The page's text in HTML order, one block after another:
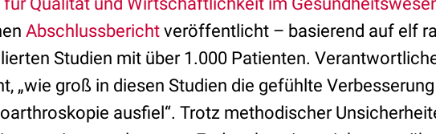
Abschlussbericht veröffentlicht – basierend auf elf
Studien mit über 1.000 Patienten.
„wie groß in diesen Studien die gefühlte
ausfiel“. Trotz methodischer